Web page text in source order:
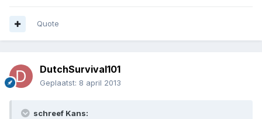
Quote
DutchSurvival101
Geplaatst: 8 april 2013
schreef Kans: